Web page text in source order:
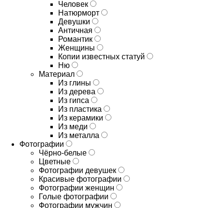
Человек
Натюрморт
Девушки
Античная
Романтик
Женщины
Копии известных статуй
Ню
Материал
Из глины
Из дерева
Из гипса
Из пластика
Из керамики
Из меди
Из металла
Фотографии
Чёрно-белые
Цветные
Фотографии девушек
Красивые фотографии
Фотографии женщин
Голые фотографии
Фотографии мужчин